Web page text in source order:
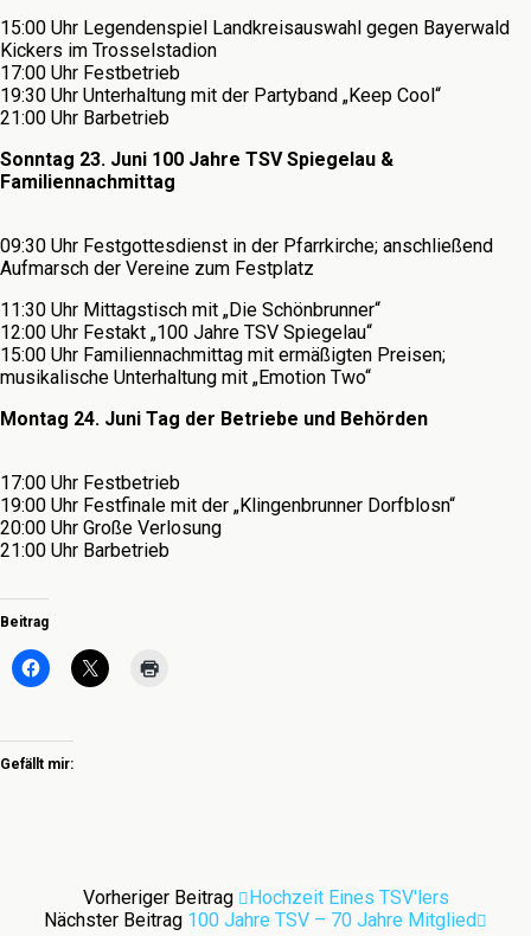
15:00 Uhr Legendenspiel Landkreisauswahl gegen Bayerwald
Kickers im Trosselstadion
17:00 Uhr Festbetrieb
19:30 Uhr Unterhaltung mit der Partyband „Keep Cool“
21:00 Uhr Barbetrieb
Sonntag 23. Juni 100 Jahre TSV Spiegelau &
Familiennachmittag
09:30 Uhr Festgottesdienst in der Pfarrkirche; anschließend
Aufmarsch der Vereine zum Festplatz
11:30 Uhr Mittagstisch mit „Die Schönbrunner“
12:00 Uhr Festakt „100 Jahre TSV Spiegelau“
15:00 Uhr Familiennachmittag mit ermäßigten Preisen;
musikalische Unterhaltung mit „Emotion Two“
Montag 24. Juni Tag der Betriebe und Behörden
17:00 Uhr Festbetrieb
19:00 Uhr Festfinale mit der „Klingenbrunner Dorfblosn“
20:00 Uhr Große Verlosung
21:00 Uhr Barbetrieb
Beitrag
Gefällt mir:
Vorheriger Beitrag
Hochzeit Eines TSV'lers
Nächster Beitrag 100 Jahre TSV – 70 Jahre Mitglied